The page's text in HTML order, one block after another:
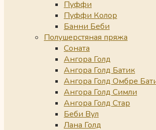
Пуффи
Пуффи Колор
Банни Беби
Полушерстяная пряжа
Соната
Ангора Голд
Ангора Голд Батик
Ангора Голд Омбре
Ангора Голд Симли
Ангора Голд Стар
Беби Вул
Лана Голд